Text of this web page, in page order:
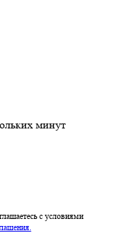
минут
c условиями